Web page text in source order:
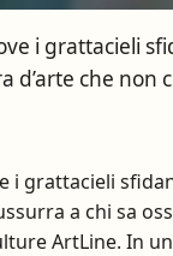
i grattacieli
d’arte che non
i grattacieli
a chi sa
ArtLine. In